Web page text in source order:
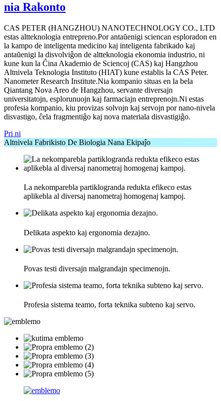
nia Rakonto
CAS PETER (HANGZHOU) NANOTECHNOLOGY CO., LTD
estas altteknologia entrepreno.Por antaŭenigi sciencan esploradon en
la kampo de inteligenta medicino kaj inteligenta fabrikado kaj
antaŭenigi la disvolviĝon de altteknologia ekonomia industrio, ni
kune kun la Ĉina Akademio de Sciencoj (CAS) kaj Hangzhou
Altnivela Teknologia Instituto (HIAT) kune establis la CAS Peter.
Nanometer Research Institute.Nia kompanio situas en la bela
Qiantang Nova Areo de Hangzhou, servante diversajn
universitatojn, esplorunuojn kaj farmaciajn entreprenojn.Ni estas
profesia kompanio, kiu provizas solvojn kaj servojn por nano-nivela
disvastigo, ĉela fragmentiĝo kaj nova materiala disvastigiĝo.
Pri ni
Altnivela Fabrikisto De Biologia Nana Ekipaĵo
La nekomparebla partiklogranda redukta efikeco estas
aplikebla al diversaj nanometraj homogenaj kampoj.
Delikata aspekto kaj ergonomia dezajno.
Povas testi diversajn malgrandajn specimenojn.
Profesia sistema teamo, forta teknika subteno kaj servo.